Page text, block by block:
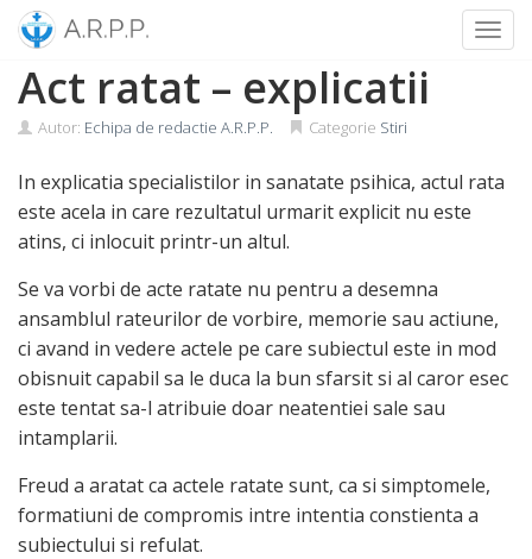
Skip
content
Act ratat – explicatii
Autor: Echipa de redactie A.R.P.P. Categorie Stiri
In explicatia specialistilor in sanatate psihica, actul rata
este acela in care rezultatul urmarit explicit nu este
atins, ci inlocuit printr-un altul.
Se va vorbi de acte ratate nu pentru a desemna
ansamblul rateurilor de vorbire, memorie sau actiune,
ci avand in vedere actele pe care subiectul este in mod
obisnuit capabil sa le duca la bun sfarsit si al caror esec
este tentat sa-l atribuie doar neatentiei sale sau
intamplarii.
Freud a aratat ca actele ratate sunt, ca si simptomele,
formatiuni de compromis intre intentia constienta a
subiectului si refulat.